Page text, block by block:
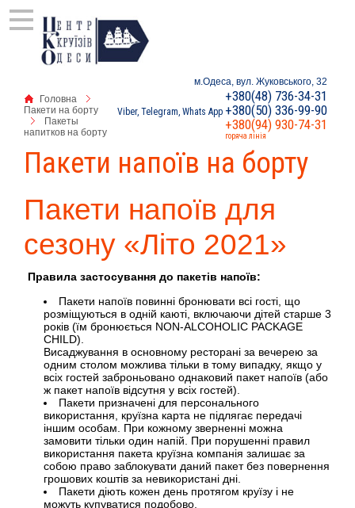
м.Одеса, вул. Жуковського, 32
+380(48) 736-34-31
Viber, Telegram, Whats App +380(50) 336-99-90
горяча лінія
+380(94) 930-74-31
Головна
Пакети на борту
Пакеты
напитков на борту
Пакети напоїв на борту
Пакети напоїв для
сезону «Літо 2021»
Правила застосування до пакетів напоїв:
Пакети напоїв повинні бронювати всі гості, що
розміщуються в одній каюті, включаючи дітей старше 3
років (їм бронюється NON-ALCOHOLIC PACKAGE
CHILD).
Висаджування в основному ресторані за вечерею за
одним столом можлива тільки в тому випадку, якщо у
всіх гостей заброньовано однаковий пакет напоїв (або
ж пакет напоїв відсутня у всіх гостей).
Пакети призначені для персонального
використання, круїзна карта не підлягає передачі
іншим особам. При кожному зверненні можна
замовити тільки один напій. При порушенні правил
використання пакета круїзна компанія залишає за
собою право заблокувати даний пакет без повернення
грошових коштів за невикористані дні.
Пакети діють кожен день протягом круїзу і не
можуть купуватися подобово.